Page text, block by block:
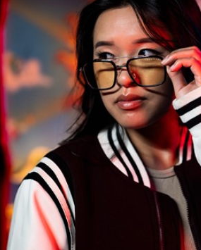
Quantity: -
Perfomance Level
qui apporte une touche d'élégance
en trois coloris uniques avec des
nordiques, notre collection Kista